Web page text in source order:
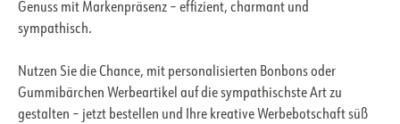
Genuss mit Markenpräsenz – effizient, charmant und
sympathisch.
Nutzen Sie die Chance, mit personalisierten Bonbons oder
Gummibärchen Werbeartikel auf die sympathischste Art zu
gestalten – jetzt bestellen und Ihre kreative Werbebotschaft süß